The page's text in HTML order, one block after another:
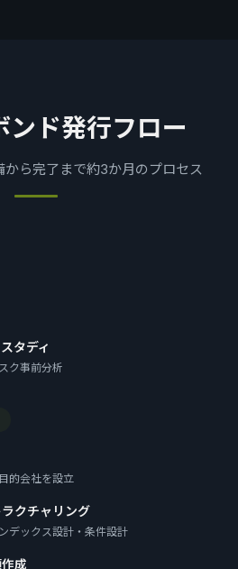
ンド発行フロー
ら完了まで約3か月のプロセス
タディ
ク事前分析
的会社を設立
クチャリング
デックス設計・条件設計
成